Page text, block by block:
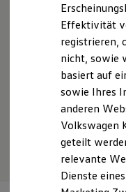
Batterie
Kosten und
E-Auto-
Software
Die ID.
ID.
Digitale
Servicetermin
Effektivität
registrieren,
nicht, sowie
basiert auf
sowie Ihres
anderen
Volkswagen
geteilt
relevante
Dienste